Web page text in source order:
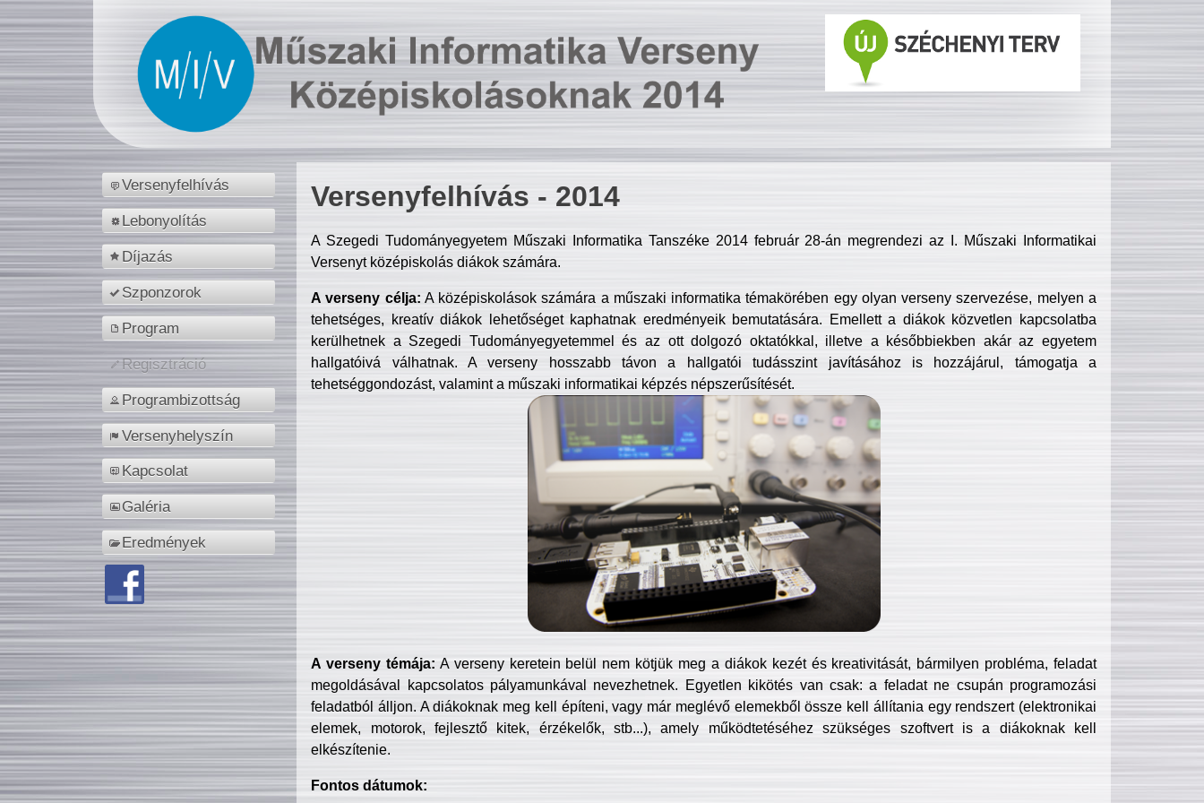
Versenyfelhívás
Lebonyolítás
Díjazás
Szponzorok
Program
Regisztráció
Programbizottság
Versenyhelyszín
Kapcsolat
Galéria
Eredmények
Versenyfelhívás - 2014
A Szegedi Tudományegyetem Műszaki Informatika Tanszéke 2014 február 28-án megrendezi az I. Műszaki Informatikai
Versenyt középiskolás diákok számára.
A verseny célja: A középiskolások számára a műszaki informatika témakörében egy olyan verseny szervezése, melyen a
tehetséges, kreatív diákok lehetőséget kaphatnak eredményeik bemutatására. Emellett a diákok közvetlen kapcsolatba
kerülhetnek a Szegedi Tudományegyetemmel és az ott dolgozó oktatókkal, illetve a későbbiekben akár az egyetem
hallgatóivá válhatnak. A verseny hosszabb távon a hallgatói tudásszint javításához is hozzájárul, támogatja a
tehetséggondozást, valamint a műszaki informatikai képzés népszerűsítését.
A verseny témája: A verseny keretein belül nem kötjük meg a diákok kezét és kreativitását, bármilyen probléma, feladat
megoldásával kapcsolatos pályamunkával nevezhetnek. Egyetlen kikötés van csak: a feladat ne csupán programozási
feladatból álljon. A diákoknak meg kell építeni, vagy már meglévő elemekből össze kell állítania egy rendszert (elektronikai
elemek, motorok, fejlesztő kitek, érzékelők, stb...), amely működtetéséhez szükséges szoftvert is a diákoknak kell
elkészítenie.
Fontos dátumok: